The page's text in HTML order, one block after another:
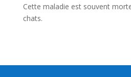
Cette maladie est souvent
chats.